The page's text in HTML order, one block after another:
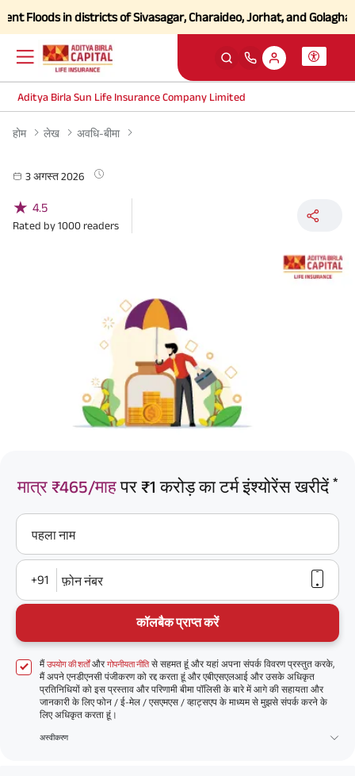
in districts of Sivasagar, Charaideo, Jorhat, and Golaghat of
Aditya Birla Sun Life Insurance Company Limited
होम लेख अवधि-बीमा
3 अगस्त 2026
★ 4.5
Rated by1000 readers
मात्र ₹465/माहपर ₹1 करोड़ का टर्म इंश्योरेंस खरीदें *
पहला नाम
+91 फ़ोन नंबर
कॉलबैक प्राप्त करें
मैंउपयोग की शर्तोंऔरगोपनीयता नीतिसे सहमत हूं और यहां अपना संपर्क विवरण प्रस्तुत करके,
मैं अपने एनडीएनसी पंजीकरण को रद्द करता हूं और एबीएसएलआई और उसके अधिकृत
प्रतिनिधियों को इस प्रस्ताव और परिणामी बीमा पॉलिसी के बारे में आगे की सहायता और
जानकारी के लिए फोन / ई-मेल / एसएमएस / व्हाट्सएप के माध्यम से मुझसे संपर्क करने के
लिए अधिकृत करता हूं।
अस्वीकरण